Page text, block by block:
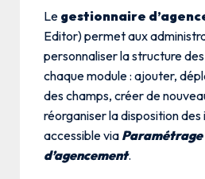
Le gestionnaire
Editor) permet aux
personnaliser la structure
chaque module : ajouter,
des champs, créer de
réorganiser la disposition
accessible via
d’agencement.